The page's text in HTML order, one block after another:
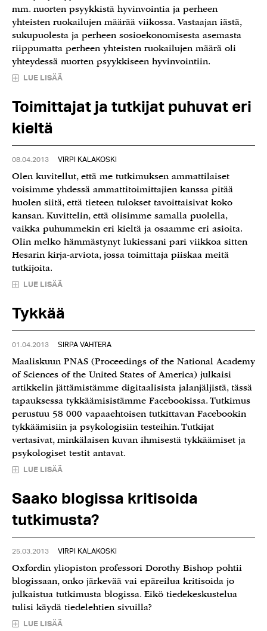
mm. nuorten psyykkistä hyvinvointia ja perheen
yhteisten ruokailujen määrää viikossa. Vastaajan iästä,
sukupuolesta ja perheen sosioekonomisesta asemasta
riippumatta perheen yhteisten ruokailujen määrä oli
yhteydessä nuorten psyykkiseen hyvinvointiin.
LUE LISÄÄ
Toimittajat ja tutkijat puhuvat eri
kieltä
08.04.2013 VIRPI KALAKOSKI
Olen kuvitellut, että me tutkimuksen ammattilaiset
voisimme yhdessä ammattitoimittajien kanssa pitää
huolen siitä, että tieteen tulokset tavoittaisivat koko
kansan. Kuvittelin, että olisimme samalla puolella,
vaikka puhummekin eri kieltä ja osaamme eri asioita.
Olin melko hämmästynyt lukiessani pari viikkoa sitten
Hesarin kirja-arviota, jossa toimittaja piiskaa meitä
tutkijoita.
LUE LISÄÄ
Tykkää
01.04.2013 SIRPA VAHTERA
Maaliskuun PNAS (Proceedings of the National Academy
of Sciences of the United States of America) julkaisi
artikkelin jättämistämme digitaalisista jalanjäljistä, tässä
tapauksessa tykkäämisistämme Facebookissa. Tutkimus
perustuu 58 000 vapaaehtoisen tutkittavan Facebookin
tykkäämisiin ja psykologisiin testeihin. Tutkijat
vertasivat, minkälaisen kuvan ihmisestä tykkäämiset ja
psykologiset testit antavat.
LUE LISÄÄ
Saako blogissa kritisoida
tutkimusta?
25.03.2013 VIRPI KALAKOSKI
Oxfordin yliopiston professori Dorothy Bishop pohtii
blogissaan, onko järkevää vai epäreilua kritisoida jo
julkaistua tutkimusta blogissa. Eikö tiedekeskustelua
tulisi käydä tiedelehtien sivuilla?
LUE LISÄÄ